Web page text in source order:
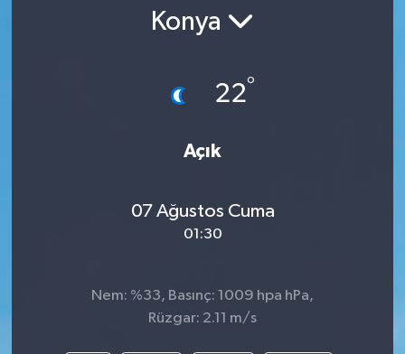
Konya
22°
Açık
07 Ağustos Cuma
01:30
Nem: %33, Basınç: 1009 hpa hPa,
Rüzgar: 2.11 m/s